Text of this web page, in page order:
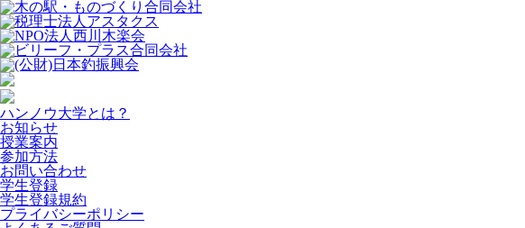
ハンノウ大学とは？
お知らせ
授業案内
参加方法
お問い合わせ
学生登録
学生登録規約
プライバシーポリシー